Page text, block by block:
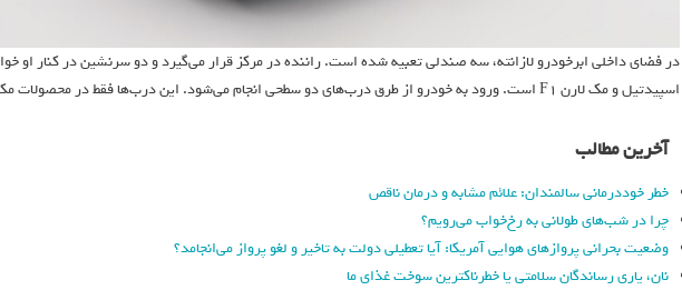
در فضای داخلی ابرخودرو لازانته، سه صندلی تعبیه شده است. راننده در مرکز قرار می‌گیرد و دو سرنشین در کنار او
اسپیدتیل و مک لارن F1 است. ورود به خودرو از طرق درب‌های دو سطحی انجام می‌شود. این درب‌ها فقط در محصولات مک‌لارن قابل مشاهده هستند.
آخرین مطالب
خطر خوددرمانی سالمندان: علائم مشابه و درمان ناقص
چرا در شب‌های طولانی به رخ‌خواب می‌رویم؟
وضعیت بحرانی پروازهای هوایی آمریکا: آیا تعطیلی دولت به تاخیر و لغو پرواز می‌انجامد؟
نان، یاری رساندگان سلامتی یا خطرناکترین سوخت غذای ما